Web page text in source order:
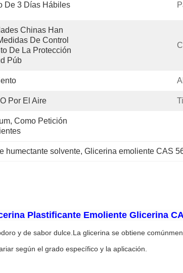
De 3 Días Hábiles
Chinas Han
De Control
De La Protección
Púb
Por El Aire
Como Petición
humectante solvente, Glicerina emoliente CAS
Plastificante Emoliente Glicerina
y de sabor dulce.La glicerina se obtiene
según el grado específico y la aplicación.